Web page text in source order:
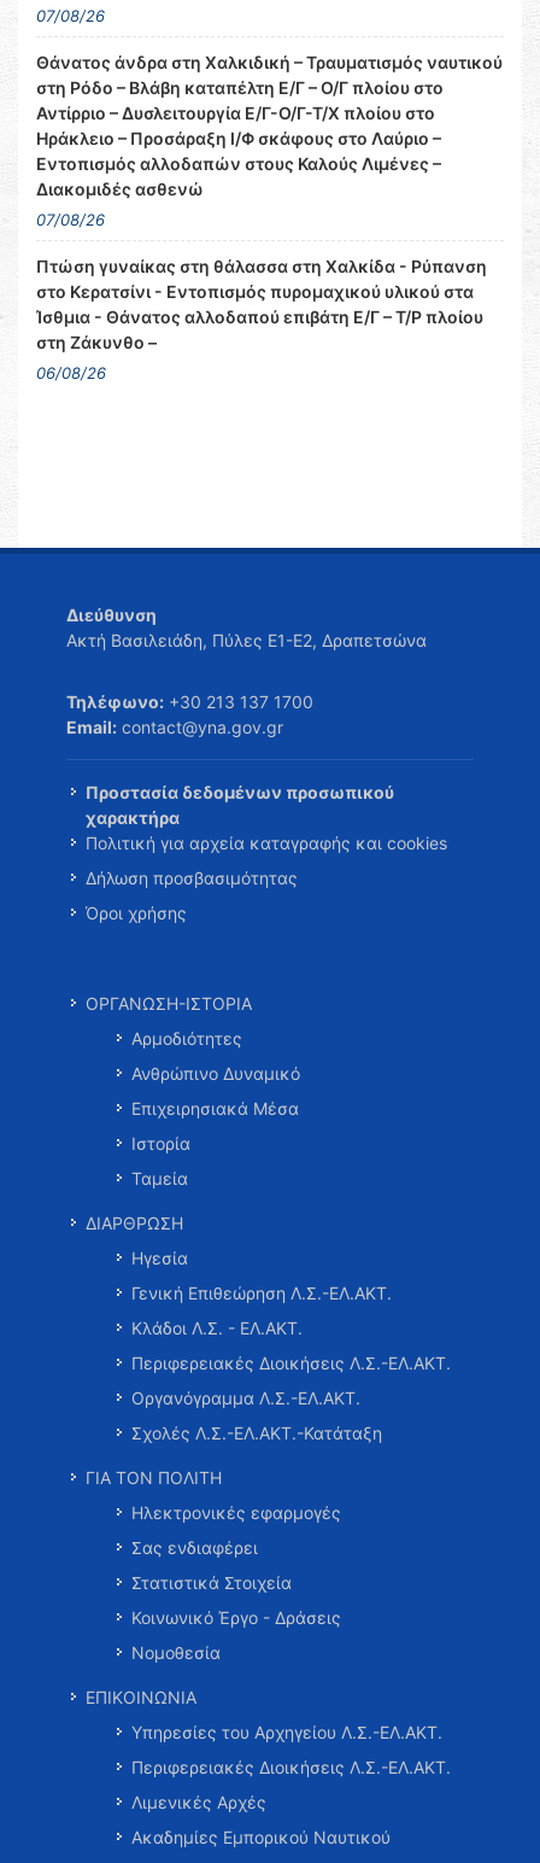
07/08/26
Θάνατος άνδρα στη Χαλκιδική – Τραυματισμός ναυτικού
στη Ρόδο – Βλάβη καταπέλτη Ε/Γ – Ο/Γ πλοίου στο
Αντίρριο – Δυσλειτουργία Ε/Γ-Ο/Γ-Τ/Χ πλοίου στο
Ηράκλειο – Προσάραξη Ι/Φ σκάφους στο Λαύριο –
Εντοπισμός αλλοδαπών στους Καλούς Λιμένες –
Διακομιδές ασθενώ
07/08/26
Πτώση γυναίκας στη θάλασσα στη Χαλκίδα - Ρύπανση
στο Κερατσίνι - Εντοπισμός πυρομαχικού υλικού στα
Ίσθμια - Θάνατος αλλοδαπού επιβάτη Ε/Γ – Τ/Ρ πλοίου
στη Ζάκυνθο –
06/08/26
Διεύθυνση
Ακτή Βασιλειάδη, Πύλες Ε1-Ε2, Δραπετσώνα
Τηλέφωνο: +30 213 137 1700
Email: contact@yna.gov.gr
Προστασία δεδομένων προσωπικού
χαρακτήρα
Πολιτική για αρχεία καταγραφής και cookies
Δήλωση προσβασιμότητας
Όροι χρήσης
ΟΡΓΑΝΩΣΗ-ΙΣΤΟΡΙΑ
Αρμοδιότητες
Ανθρώπινο Δυναμικό
Επιχειρησιακά Μέσα
Ιστορία
Ταμεία
ΔΙΑΡΘΡΩΣΗ
Ηγεσία
Γενική Επιθεώρηση Λ.Σ.-ΕΛ.ΑΚΤ.
Κλάδοι Λ.Σ. - ΕΛ.ΑΚΤ.
Περιφερειακές Διοικήσεις Λ.Σ.-ΕΛ.ΑΚΤ.
Οργανόγραμμα Λ.Σ.-ΕΛ.ΑΚΤ.
Σχολές Λ.Σ.-ΕΛ.ΑΚΤ.-Κατάταξη
ΓΙΑ ΤΟΝ ΠΟΛΙΤΗ
Ηλεκτρονικές εφαρμογές
Σας ενδιαφέρει
Στατιστικά Στοιχεία
Κοινωνικό Έργο - Δράσεις
Νομοθεσία
ΕΠΙΚΟΙΝΩΝΙΑ
Υπηρεσίες του Αρχηγείου Λ.Σ.-ΕΛ.ΑΚΤ.
Περιφερειακές Διοικήσεις Λ.Σ.-ΕΛ.ΑΚΤ.
Λιμενικές Αρχές
Ακαδημίες Εμπορικού Ναυτικού